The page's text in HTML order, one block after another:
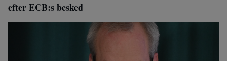
efter ECB:s besked